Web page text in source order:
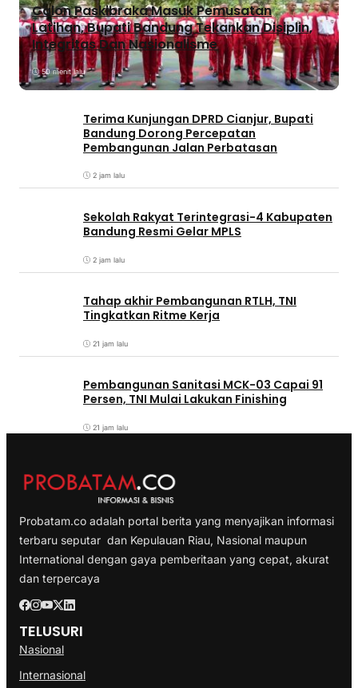
Calon Paskibraka Masuk Pemusatan
Latihan, Bupati Bandung Tekankan Disiplin,
Integritas Dan Nasionalisme
50 menit lalu
Terima Kunjungan DPRD Cianjur, Bupati
Bandung Dorong Percepatan
Pembangunan Jalan Perbatasan
2 jam lalu
Sekolah Rakyat Terintegrasi-4 Kabupaten
Bandung Resmi Gelar MPLS
2 jam lalu
Tahap akhir Pembangunan RTLH, TNI
Tingkatkan Ritme Kerja
21 jam lalu
Pembangunan Sanitasi MCK-03 Capai 91
Persen, TNI Mulai Lakukan Finishing
21 jam lalu
Probatam.co adalah portal berita yang menyajikan informasi
terbaru seputar dan Kepulauan Riau, Nasional maupun
International dengan gaya pemberitaan yang cepat, akurat
dan terpercaya
TELUSURI
Nasional
Internasional